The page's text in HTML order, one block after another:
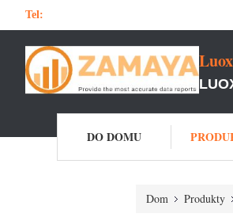
Tel:
DO DOMU
Dom Produkty